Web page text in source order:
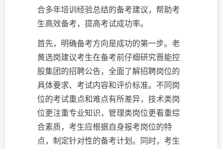
合多年培训经验总结的备考建议，帮助考
生高效备考，提高考试成功率。
首先，明确备考方向是成功的第一步。老
黄选岗建议考生在备考前仔细研究晋能控
股集团的招聘公告，全面了解招聘岗位的
具体要求、考试内容和评价标准。不同岗
位的考试重点和难点有所差异，技术类岗
位更注重专业知识，管理类岗位更看重综
合素质，考生应根据自身报考岗位的特
点，制定针对性的备考计划。同时，考生